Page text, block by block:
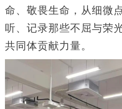
命、敬畏生命，从细微
听、记录那些不屈与荣
共同体贡献力量。